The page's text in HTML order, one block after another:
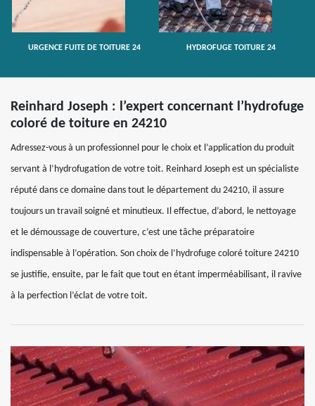
URGENCE FUITE DE TOITURE 24 HYDROFUGE TOITURE 24
Reinhard Joseph : l’expert concernant l’hydrofuge
coloré de toiture en 24210
Adressez-vous à un professionnel pour le choix et l’application du produit
servant à l’hydrofugation de votre toit. Reinhard Joseph est un spécialiste
réputé dans ce domaine dans tout le département du 24210, il assure
toujours un travail soigné et minutieux. Il effectue, d’abord, le nettoyage
et le démoussage de couverture, c’est une tâche préparatoire
indispensable à l’opération. Son choix de l’hydrofuge coloré toiture 24210
se justifie, ensuite, par le fait que tout en étant imperméabilisant, il ravive
à la perfection l’éclat de votre toit.